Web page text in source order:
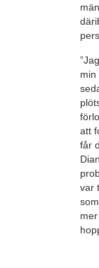
min
att
får
var